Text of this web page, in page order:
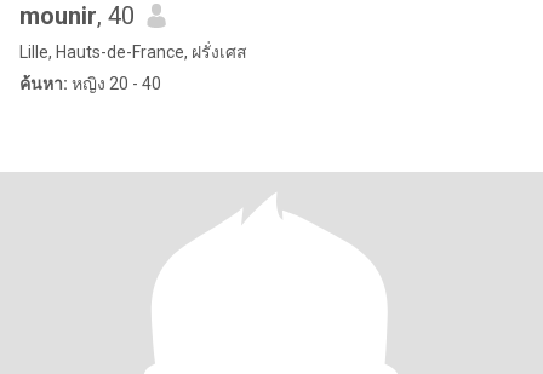
mounir, 40
Lille, Hauts-de-France, ฝรั่งเศส
ค้นหา: หญิง 20 - 40